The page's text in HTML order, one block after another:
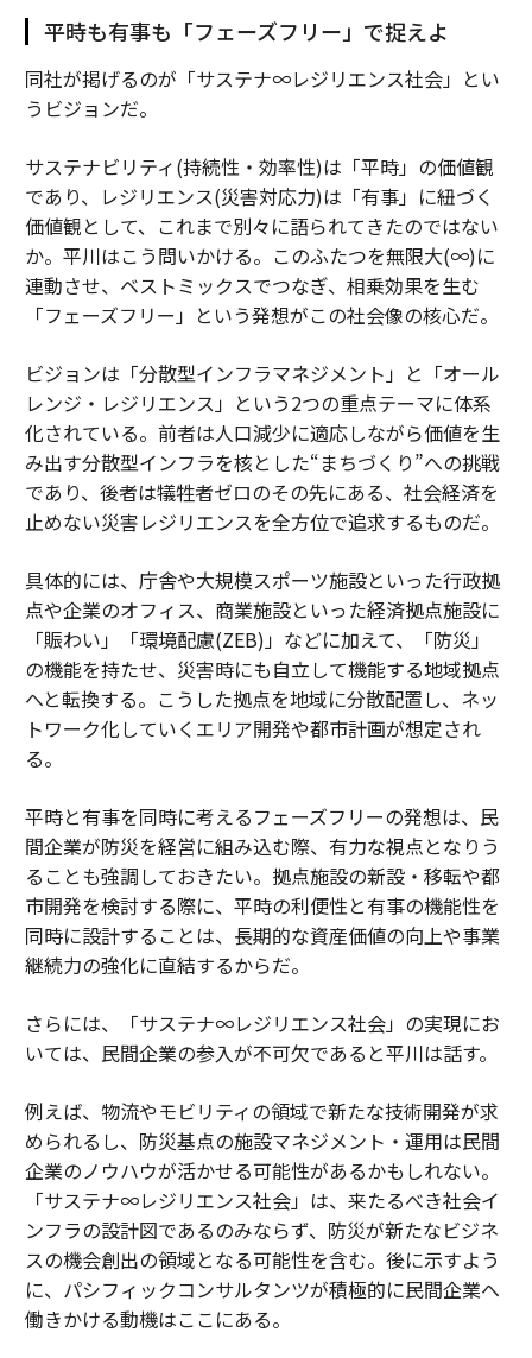
平時も有事も「フェーズフリー」で捉えよ
同社が掲げるのが「サステナ∞レジリエンス社会」とい
うビジョンだ。
サステナビリティ(持続性・効率性)は「平時」の価値観
であり、レジリエンス(災害対応力)は「有事」に紐づく
価値観として、これまで別々に語られてきたのではない
か。平川はこう問いかける。このふたつを無限大(∞)に
連動させ、ベストミックスでつなぎ、相乗効果を生む
「フェーズフリー」という発想がこの社会像の核心だ。
ビジョンは「分散型インフラマネジメント」と「オール
レンジ・レジリエンス」という2つの重点テーマに体系
化されている。前者は人口減少に適応しながら価値を生
み出す分散型インフラを核とした“まちづくり”への挑戦
であり、後者は犠牲者ゼロのその先にある、社会経済を
止めない災害レジリエンスを全方位で追求するものだ。
具体的には、庁舎や大規模スポーツ施設といった行政拠
点や企業のオフィス、商業施設といった経済拠点施設に
「賑わい」「環境配慮(ZEB)」などに加えて、「防災」
の機能を持たせ、災害時にも自立して機能する地域拠点
へと転換する。こうした拠点を地域に分散配置し、ネッ
トワーク化していくエリア開発や都市計画が想定され
る。
平時と有事を同時に考えるフェーズフリーの発想は、民
間企業が防災を経営に組み込む際、有力な視点となりう
ることも強調しておきたい。拠点施設の新設・移転や都
市開発を検討する際に、平時の利便性と有事の機能性を
同時に設計することは、長期的な資産価値の向上や事業
継続力の強化に直結するからだ。
さらには、「サステナ∞レジリエンス社会」の実現にお
いては、民間企業の参入が不可欠であると平川は話す。
例えば、物流やモビリティの領域で新たな技術開発が求
められるし、防災基点の施設マネジメント・運用は民間
企業のノウハウが活かせる可能性があるかもしれない。
「サステナ∞レジリエンス社会」は、来たるべき社会イ
ンフラの設計図であるのみならず、防災が新たなビジネ
スの機会創出の領域となる可能性を含む。後に示すよう
に、パシフィックコンサルタンツが積極的に民間企業へ
働きかける動機はここにある。